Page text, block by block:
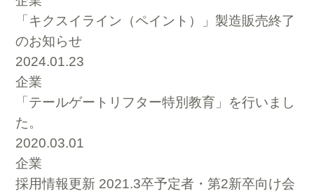
「キクスイライン（ペイント）」製造販売終了
のお知らせ
2024.01.23
企業
「テールゲートリフター特別教育」を行いまし
た。
2020.03.01
企業
採用情報更新 2021.3卒予定者・第2新卒向け会